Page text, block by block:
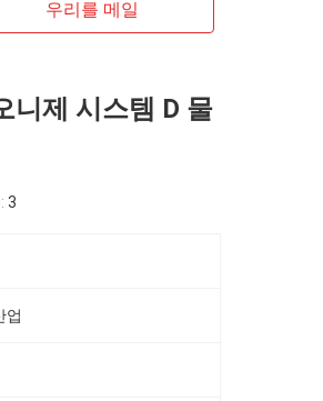
우리를 메일
니제 시스템 D 물
3
업